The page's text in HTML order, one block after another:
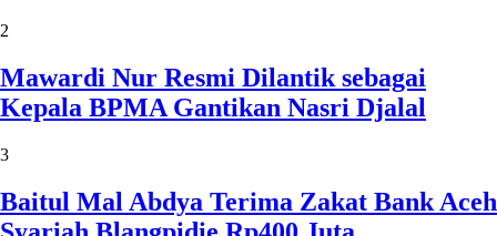
2
Mawardi Nur Resmi Dilantik sebagai
Kepala BPMA Gantikan Nasri Djalal
3
Baitul Mal Abdya Terima Zakat Bank Aceh